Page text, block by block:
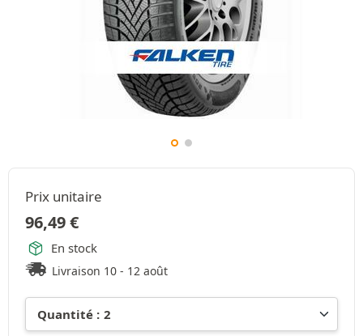
Prix unitaire
96,49€
En stock
Livraison 10 - 12 août